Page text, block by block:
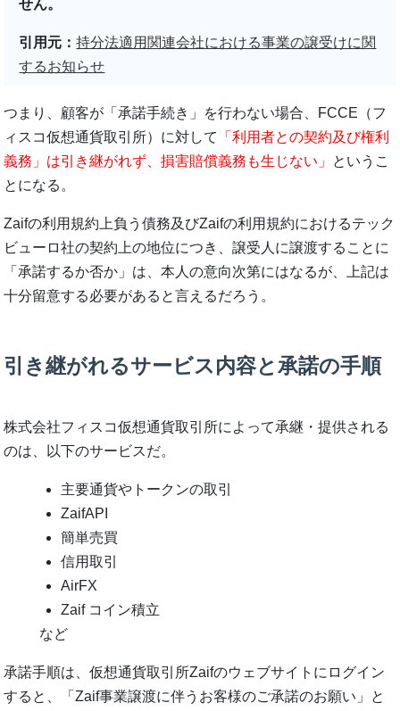
せん。
引用元：持分法適用関連会社における事業の譲受けに関
するお知らせ
つまり、顧客が「承諾手続き」を行わない場合、FCCE（フ
ィスコ仮想通貨取引所）に対して
「利用者との契約及び権利
義務」は引き継がれず、損害賠償義務も生じない」 というこ
とになる。
Zaifの利用規約上負う債務及びZaifの利用規約におけるテック
ビューロ社の契約上の地位につき、譲受人に譲渡することに
「承諾するか否か」は、本人の意向次第にはなるが、上記は
十分留意する必要があると言えるだろう。
引き継がれるサービス内容と承諾の手順
株式会社フィスコ仮想通貨取引所によって承継・提供される
のは、以下のサービスだ。
主要通貨やトークンの取引
ZaifAPI
簡単売買
信用取引
AirFX
Zaif コイン積立
など
承諾手順は、仮想通貨取引所Zaifのウェブサイトにログイン
すると、「Zaif事業譲渡に伴うお客様のご承諾のお願い」と